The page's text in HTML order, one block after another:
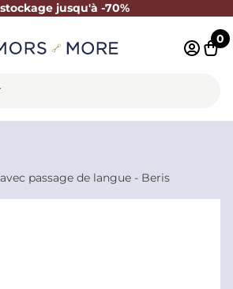
jusqu'à -70%
Fermer
0
passage de langue - Beris